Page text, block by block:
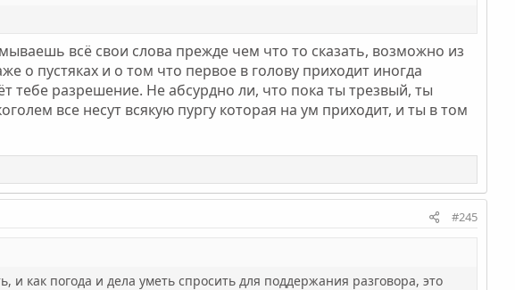
всё свои слова прежде чем что то сказать, возможно из
о пустяках и о том что первое в голову приходит иногда
тебе разрешение. Не абсурдно ли, что пока ты трезвый, ты
все несут всякую пургу которая на ум приходит, и ты в том
#245
как погода и дела уметь спросить для поддержания разговора, это